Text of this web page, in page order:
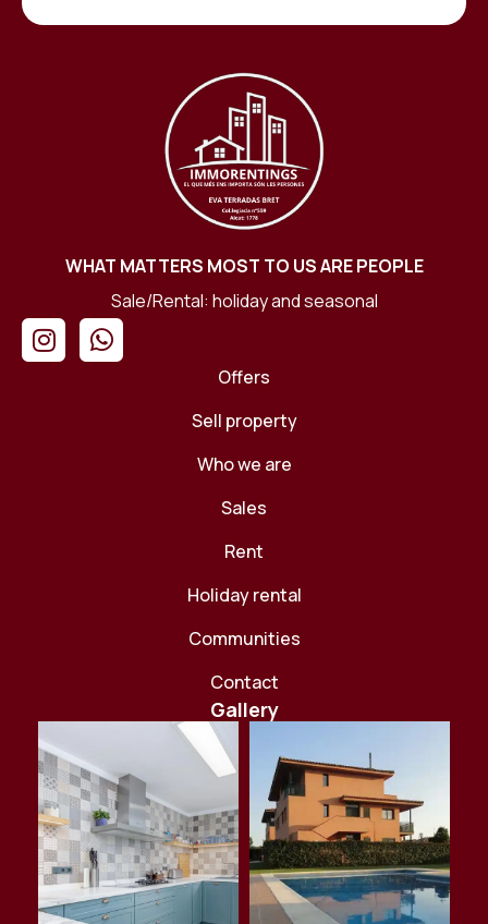
WHAT MATTERS MOST TO US ARE PEOPLE
Sale/Rental: holiday and seasonal
Offers
Sell ​​property
Who we are
Sales
Rent
Holiday rental
Communities
Contact
Gallery